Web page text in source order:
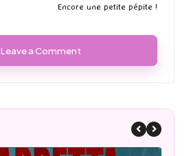
Encore une petite pépite !
Leave a Comment